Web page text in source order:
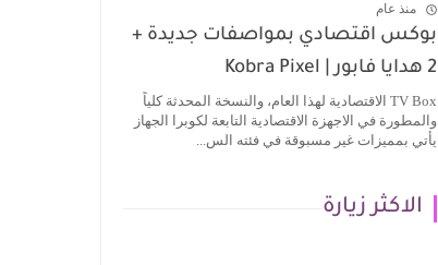
منذ عام
بوكس اقتصادي بمواصفات جديدة +
2 هدايا فابور | Kobra Pixel
TV Box الاقتصادية لهذا العام، والنسخة المحدثة كلياً
والمطورة في الاجهزة الاقتصادية التابعة لكوبرا الجهاز
يأتي بمميزات غير مسبوقة في فئته الس...
الاكثر زيارة